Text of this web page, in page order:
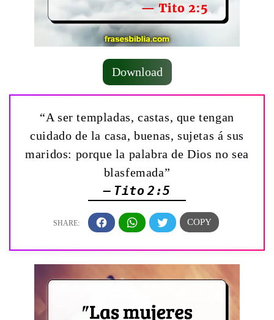
Download
“A ser templadas, castas, que tengan
cuidado de la casa, buenas, sujetas á sus
maridos: porque la palabra de Dios no sea
blasfemada”
— Tito 2:5